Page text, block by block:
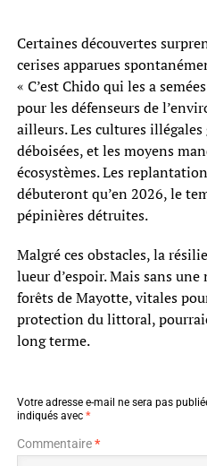
Certaines découvertes
cerises apparues
« C’est Chido qui les a
pour les défenseurs de
ailleurs. Les cultures
déboisées, et les moyens
écosystèmes. Les
débuteront qu’en 2026, le
pépinières détruites.
Malgré ces obstacles, la
lueur d’espoir. Mais sans
forêts de Mayotte, vitales
protection du littoral,
long terme.
Votre adresse e-mail ne sera pas
indiqués avec *
Commentaire*